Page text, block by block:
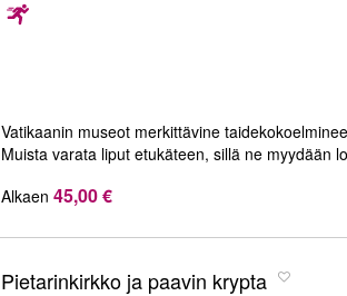
Vatikaanin museot merkittävine
Muista varata liput etukäteen, sillä ne myydään
Alkaen 45,00 €
Pietarinkirkko ja paavin krypta